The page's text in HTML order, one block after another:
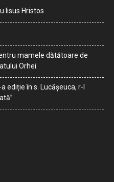
Iisus Hristos
mamele dătătoare de
Orhei
ediție în s. Lucășeuca, r-l